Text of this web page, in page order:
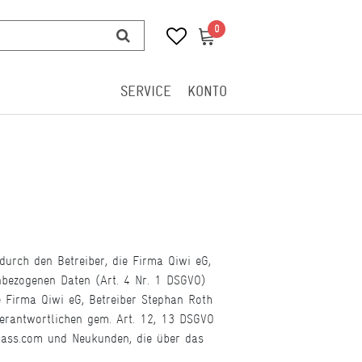
0 0
SERVICE KONTO
den Betreiber, die Firma Qiwi eG,
Daten (Art. 4 Nr. 1 DSGVO)
Qiwi eG, Betreiber Stephan Roth
gem. Art. 12, 13 DSGVO
und Neukunden, die über das